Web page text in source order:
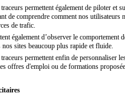
permettent également de piloter et
de comprendre comment nos
de trafic.
également d’observer le
sites beaucoup plus rapide et fluide.
permettent enfin de personnaliser
offres d'emploi ou de formations